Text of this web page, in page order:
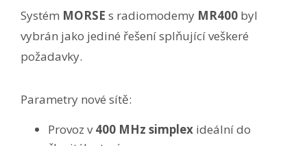
Systém MORSE s radiomodemy MR400 byl
vybrán jako jediné řešení splňující veškeré
požadavky.
Parametry nové sítě:
Provoz v400 MHz simplex ideální do